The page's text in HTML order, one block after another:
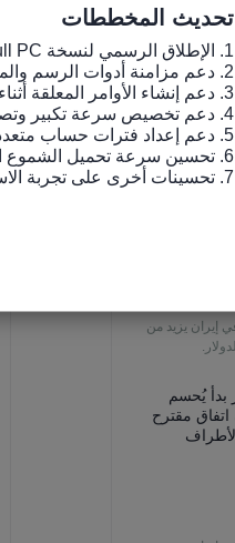
تحديث المخططات
7. تحسينات أخرى على تجربة الاستخدام وإصلاح الأخطاء